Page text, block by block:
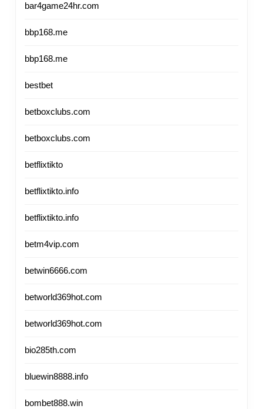
bar4game24hr.com
bbp168.me
bbp168.me
bestbet
betboxclubs.com
betboxclubs.com
betflixtikto
betflixtikto.info
betflixtikto.info
betm4vip.com
betwin6666.com
betworld369hot.com
betworld369hot.com
bio285th.com
bluewin8888.info
bombet888.win